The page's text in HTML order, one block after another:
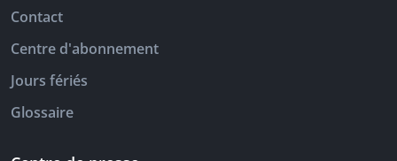
Contact
Centre d'abonnement
Jours fériés
Glossaire